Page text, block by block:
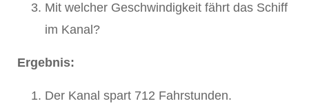
Mit welcher Geschwindigkeit fährt das Schiff
im Kanal?
Ergebnis:
Der Kanal spart 712 Fahrstunden.